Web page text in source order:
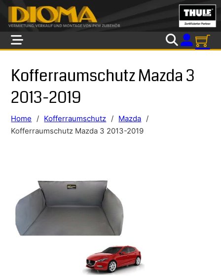
Skip to main content
Skip to footer
Kofferraumschutz Mazda 3
2013-2019
Home / Kofferraumschutz / Mazda /
Kofferraumschutz Mazda 3 2013-2019